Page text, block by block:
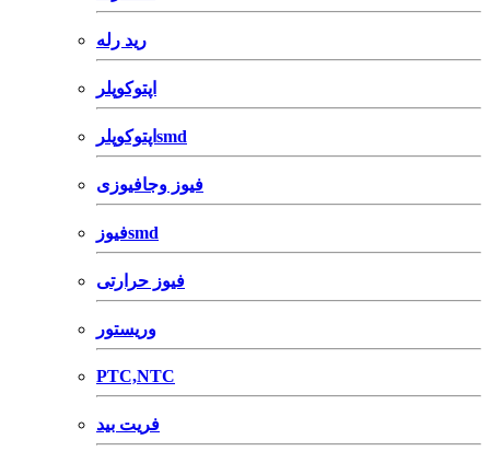
رید رله
اپتوکوپلر
اپتوکوپلرsmd
فیوز وجافیوزی
فیوزsmd
فیوز حرارتی
وریستور
PTC,NTC
فریت بید